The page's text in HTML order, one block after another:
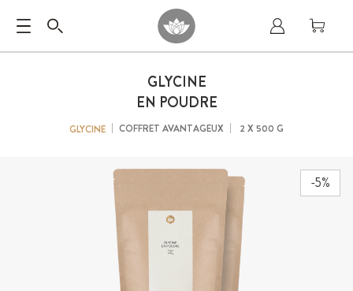
-5%
GLYCINE
EN POUDRE
GLYCINE COFFRET AVANTAGEUX 2 X 500 G